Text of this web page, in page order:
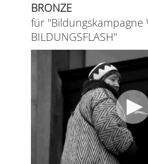
BRONZE
für "Bildungskampagne
BILDUNGSFLASH"